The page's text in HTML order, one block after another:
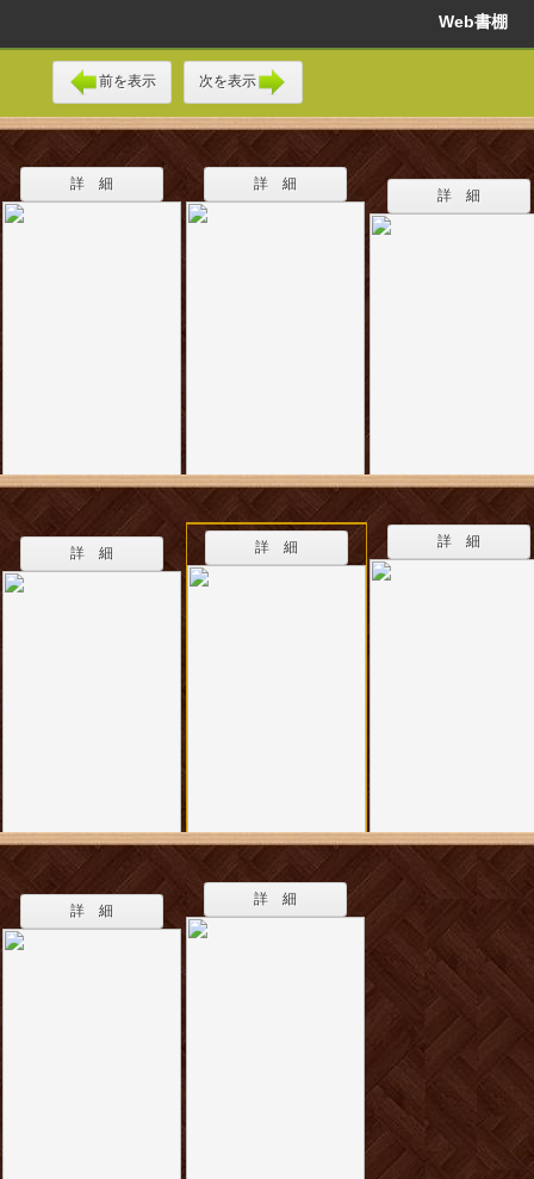
Web書棚
前を表示 次を表示
詳 細 詳 細
詳 細
詳 細 詳 細 詳 細
詳 細
詳 細